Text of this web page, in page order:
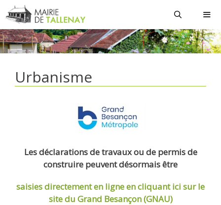
Aller
au
contenu
Urbanisme
Les déclarations de travaux ou de permis de
construire peuvent désormais être
saisies directement en ligneen cliquant ici sur le
site du Grand Besançon (GNAU)